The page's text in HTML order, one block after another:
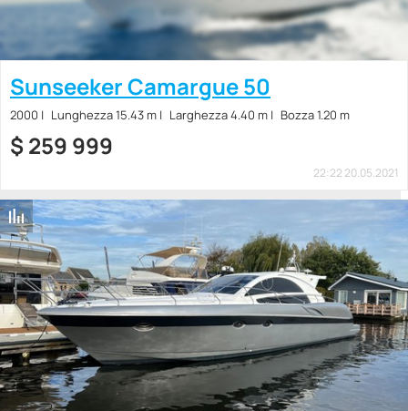
Sunseeker Camargue 50
2000 Lunghezza 15.43 m Larghezza 4.40 m Bozza 1.20 m
$ 259 999
22:22 20.05.2021